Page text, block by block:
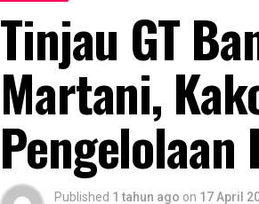
Tinjau GT
Martani,
Pengelolaan
Published 1 tahun ago on 17 April